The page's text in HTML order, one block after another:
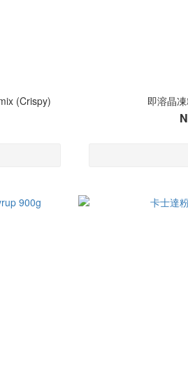
(Crispy) 即溶晶